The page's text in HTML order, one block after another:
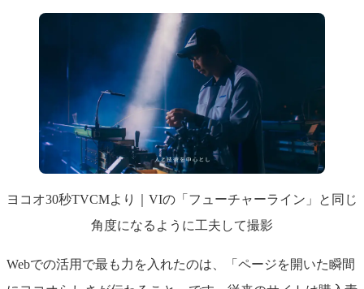
ヨコオ30秒TVCMより｜VIの「フューチャーライン」と同じ
角度になるように工夫して撮影
Webでの活用で最も力を入れたのは、「ページを開いた瞬間